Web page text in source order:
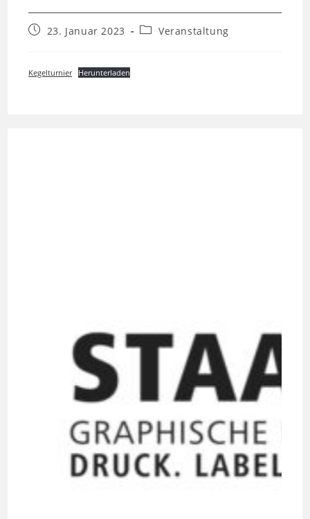
Beitrag23. Januar 2023
Beitrags-
Veranstaltung
Kegelturnier Herunterladen